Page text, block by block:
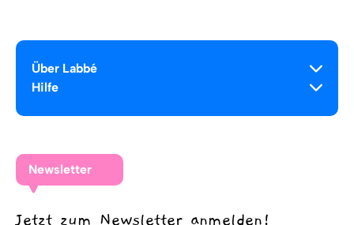
Über Labbé
Hilfe
Newsletter
Jetzt zum Newsletter anmelden!